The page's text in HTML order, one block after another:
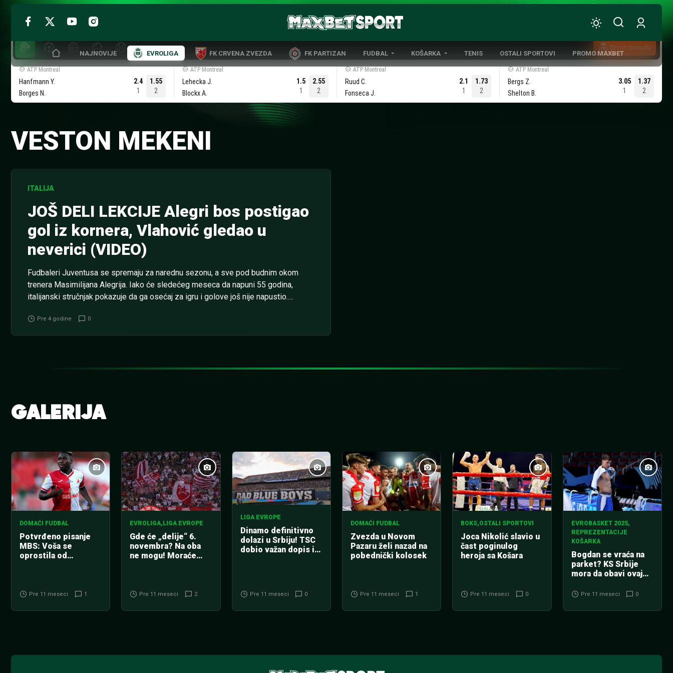
content
NAJNOVIJE EVROLIGA FK CRVENA ZVEZDA FK PARTIZAN
FUDBAL
DOMAĆI FUDBAL
LIGE PETICE
EVROPSKA TAKMIČENJA
KOŠARKA
EVROLIGA
NBA LIGA
TENIS OSTALI SPORTOVI PROMO MAXBET
ATP Montreal
Hanfmann Y.
Borges N.
2.4
1
1.55
2
ATP Montreal
Lehecka J.
Blockx A.
1.5
1
2.55
2
ATP Montreal
Ruud C.
Fonseca J.
2.1
1
1.73
2
ATP Montreal
Bergs Z.
Shelton B.
3.05
1
1.37
2
Otvori ponudu
VESTON MEKENI
ITALIJA
JOŠ DELI LEKCIJE Alegri bos postigao
gol iz kornera, Vlahović gledao u
neverici (VIDEO)
Fudbaleri Juventusa se spremaju za narednu sezonu, a sve pod budnim okom
trenera Masimilijana Alegrija. Iako će sledećeg meseca da napuni 55 godina,
italijanski stručnjak pokazuje da ga osećaj za igru i golove još nije napustio.
u kladionici MaxBet je kvota na...
Pre 4 godine 0
GALERIJA
DOMAĆI FUDBAL
Potvrđeno pisanje
MBS: Voša se
oprostila od
Pre 11 meseci 1
EVROLIGA,LIGA EVROPE
Gde će „delije“ 6.
novembra? Na oba
ne mogu! Moraće
Pre 11 meseci 2
LIGA EVROPE
Dinamo definitivno
dolazi u Srbiju! TSC
dobio važan dopis iz
Pre 11 meseci 0
DOMAĆI FUDBAL
Zvezda u Novom
Pazaru želi nazad na
pobednički kolosek
Pre 11 meseci 1
BOKS,OSTALI SPORTOVI
Joca Nikolić slavio u
čast poginulog
heroja sa Košara
Pre 11 meseci 0
EVROBASKET 2025,
REPREZENTACIJE
KOŠARKA
Bogdan se vraća na
parket? KS Srbije
mora da obavi ovaj
Pre 11 meseci 0